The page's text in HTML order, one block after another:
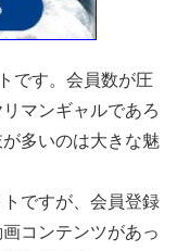
です。会員数が圧
マンギャルであろ
多いのは大きな魅
ですが、会員登録
コンテンツがあっ